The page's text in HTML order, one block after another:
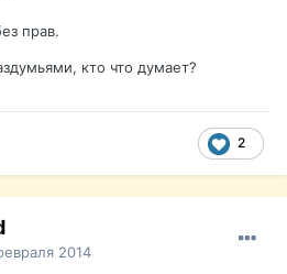
прав.
кто что думает?
2
2014